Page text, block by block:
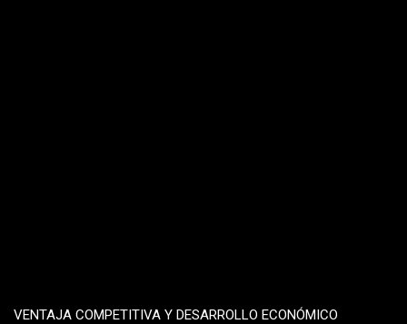
VENTAJA COMPETITIVA Y DESARROLLO ECONÓMICO